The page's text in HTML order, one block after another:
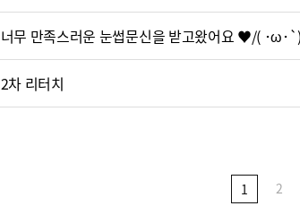
너무 만족스러운 눈썹문신을 받고왔어요 ♥/( ･ω
2차 리터치
1 2